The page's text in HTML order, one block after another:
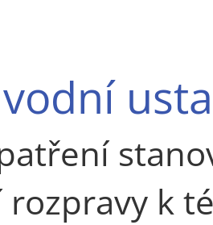
rozpravy k